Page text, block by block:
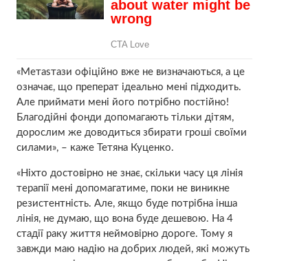
«Метаsтази офіційно вже не визначаються, а це
означає, що преперат ідеально мені підходить.
Але приймати мені його потрібно постійно!
Благодійні фонди допомагають тільки дітям,
дорослим же доводиться збирати гроші своїми
силами», – каже Тетяна Куценко.
«Ніхто достовірно не знає, скільки часу ця лінія
терапії мені допомагатиме, поки не виникне
резистентність. Але, якщо буде потрібна інша
лінія, не думаю, що вона буде дешевою. На 4
стадії раку життя неймовірно дороге. Тому я
завжди маю надію на добрих людей, які можуть